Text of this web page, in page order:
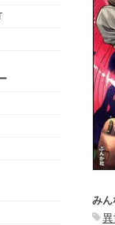
みん